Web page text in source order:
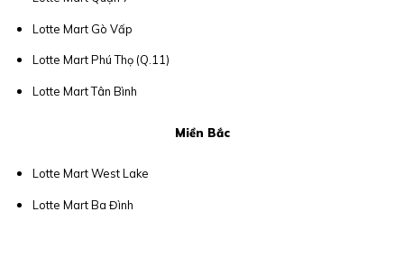
Lotte Mart Gò Vấp
Lotte Mart Phú Thọ (Q.11)
Lotte Mart Tân Bình
Miền Bắc
Lotte Mart West Lake
Lotte Mart Ba Đình